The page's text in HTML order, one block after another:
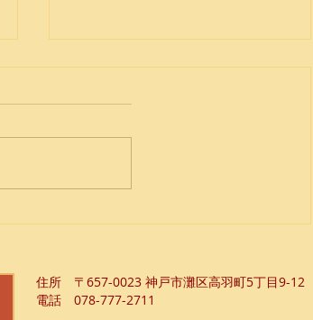
​住所 〒657-0023 ​神戸市灘区高羽町5丁目9-12
電話 078-777-2711